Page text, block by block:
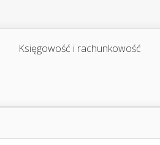
Księgowość i rachunkowość